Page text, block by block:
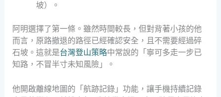
坡）。
阿明選擇了第一條。雖然時間較長，但對背著小孩的他
而言，原路撤退的路徑已經確認安全，且不需要經過碎
石坡。這就是台灣登山策略中常說的「寧可多走一步已
知路，不冒半寸未知風險」。
他開啟離線地圖的「航跡記錄」功能，讓手機持續記錄